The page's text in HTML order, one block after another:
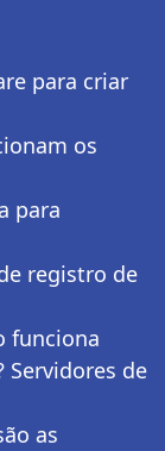
para criar
os
para
registro de
funciona
Servidores de
as